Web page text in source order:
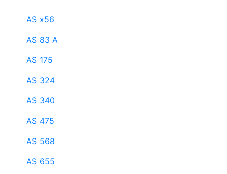
AS x56
AS 83 A
AS 175
AS 324
AS 340
AS 475
AS 568
AS 655